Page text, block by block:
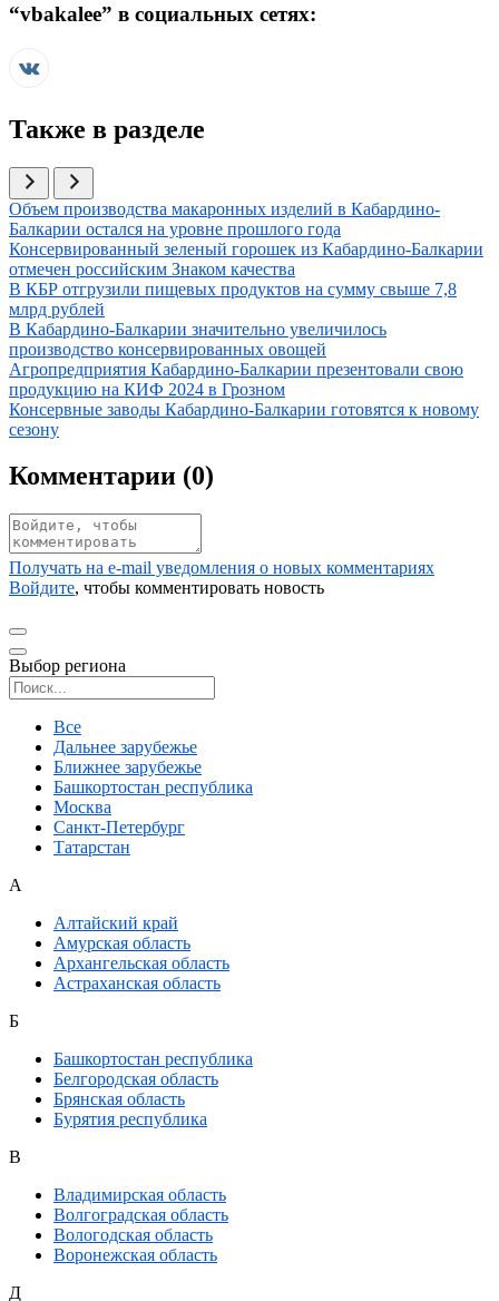
“vbakalee” в социальных сетях:
Также в разделе
Иллюстрация новости
Объем производства макаронных изделий в Кабардино-
Балкарии остался на уровне прошлого года
Иллюстрация новости
Консервированный зеленый горошек из Кабардино-Балкарии
отмечен российским Знаком качества
Иллюстрация новости
В КБР отгрузили пищевых продуктов на сумму свыше 7,8
млрд рублей
Иллюстрация новости
В Кабардино-Балкарии значительно увеличилось
производство консервированных овощей
Иллюстрация новости
Агропредприятия Кабардино-Балкарии презентовали свою
продукцию на КИФ 2024 в Грозном
Иллюстрация новости
Консервные заводы Кабардино-Балкарии готовятся к новому
сезону
Комментарии (0)
Получать на e‑mail уведомления о новых комментариях
Войдите, чтобы комментировать новость
Выбор региона
Все
Дальнее зарубежье
Ближнее зарубежье
Башкортостан республика
Москва
Санкт-Петербург
Татарстан
А
Алтайский край
Амурская область
Архангельская область
Астраханская область
Б
Башкортостан республика
Белгородская область
Брянская область
Бурятия республика
В
Владимирская область
Волгоградская область
Вологодская область
Воронежская область
Д